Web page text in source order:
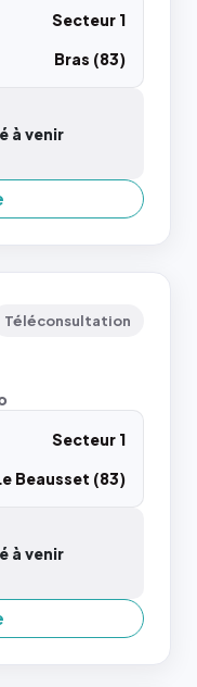
Secteur 1
Bras (83)
à venir
Téléconsultation
Secteur 1
Beausset (83)
à venir